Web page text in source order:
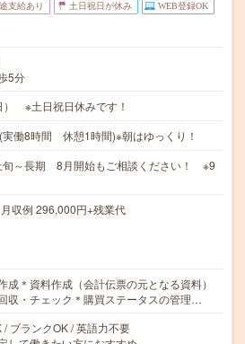
支給あり 土日祝日が休み WEB登録OK
5分
） ※土日祝日休みです！
働8時間 休憩1時間)※朝はゆっくり！
旬～長期 8月開始もご相談ください！ ※9
収例 296,000円+残業代
成＊資料作成（会計伝票の元となる資料）
収・チェック＊購買ステータスの管理…
/ ブランクOK / 英語力不要